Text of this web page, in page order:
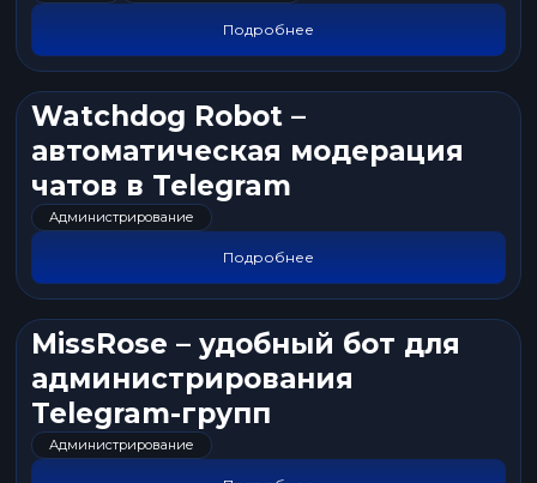
Подробнее
Watchdog Robot –
автоматическая модерация
чатов в Telegram
Администрирование
Подробнее
MissRose – удобный бот для
администрирования
Telegram-групп
Администрирование